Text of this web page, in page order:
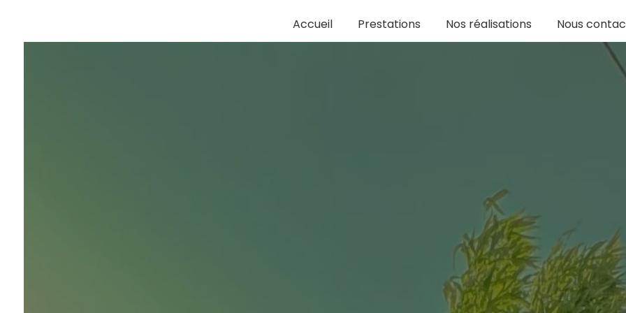
Accueil Prestations Nos réalisations Nous